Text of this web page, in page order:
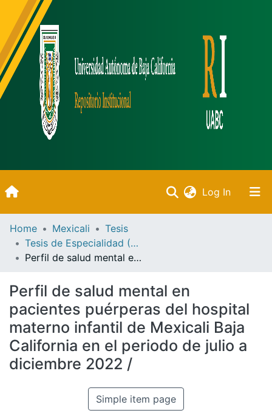
Log In(current)
Inicio
Communities & Collections
Statistics
Bibliotecas
Home Mexicali
Tesis
Tesis de Especialidad (Mexicali)
Perfil de salud mental en pacientes puérperas del hospital materno infantil de Mexicali Baja California en el periodo de julio a diciembre 2022 /
Perfil de salud mental en
pacientes puérperas del hospital
materno infantil de Mexicali Baja
California en el periodo de julio a
diciembre 2022 /
Simple item page